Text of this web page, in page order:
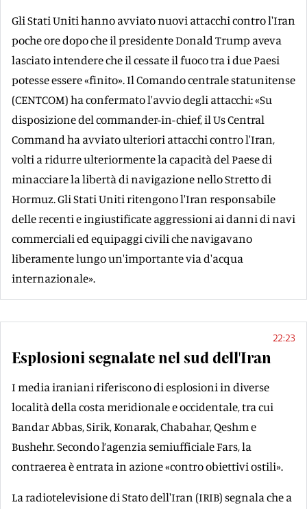
Gli Stati Uniti hanno avviato nuovi attacchi contro l'Iran
poche ore dopo che il presidente Donald Trump aveva
lasciato intendere che il cessate il fuoco tra i due Paesi
potesse essere «finito». Il Comando centrale statunitense
(CENTCOM) ha confermato l'avvio degli attacchi: «Su
disposizione del commander-in-chief, il Us Central
Command ha avviato ulteriori attacchi contro l'Iran,
volti a ridurre ulteriormente la capacità del Paese di
minacciare la libertà di navigazione nello Stretto di
Hormuz. Gli Stati Uniti ritengono l'Iran responsabile
delle recenti e ingiustificate aggressioni ai danni di navi
commerciali ed equipaggi civili che navigavano
liberamente lungo un'importante via d'acqua
internazionale».
22:23
Esplosioni segnalate nel sud dell'Iran
I media iraniani riferiscono di esplosioni in diverse
località della costa meridionale e occidentale, tra cui
Bandar Abbas, Sirik, Konarak, Chabahar, Qeshm e
Bushehr. Secondo l’agenzia semiufficiale Fars, la
contraerea è entrata in azione «contro obiettivi ostili».
La radiotelevisione di Stato dell'Iran (IRIB) segnala che a